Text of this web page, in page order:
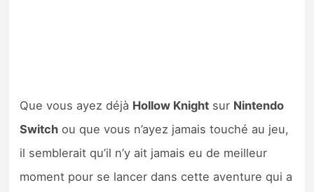
Que vous ayez déjà Hollow Knight sur Nintendo
Switch ou que vous n’ayez jamais touché au jeu,
il semblerait qu’il n’y ait jamais eu de meilleur
moment pour se lancer dans cette aventure qui a